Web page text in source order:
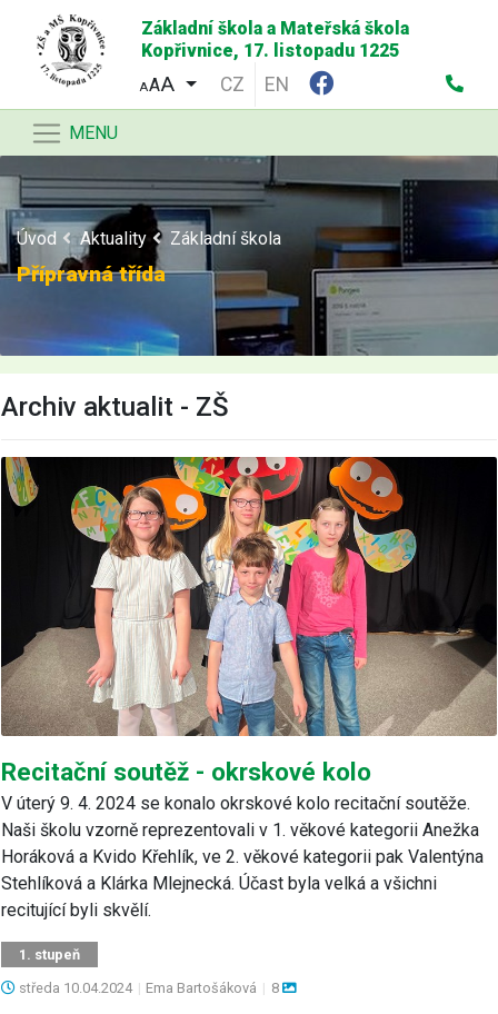
Základní škola a Mateřská škola
Kopřivnice, 17. listopadu 1225
AA CZ EN
MENU
Úvod Aktuality Základní škola
Přípravná třída
Archiv aktualit - ZŠ
Recitační soutěž - okrskové kolo
V úterý 9. 4. 2024 se konalo okrskové kolo recitační soutěže.
Naši školu vzorně reprezentovali v 1. věkové kategorii Anežka
Horáková a Kvido Křehlík, ve 2. věkové kategorii pak Valentýna
Stehlíková a Klárka Mlejnecká. Účast byla velká a všichni
recitující byli skvělí.
1. stupeň
středa 10.04.2024 | Ema Bartošáková | 8